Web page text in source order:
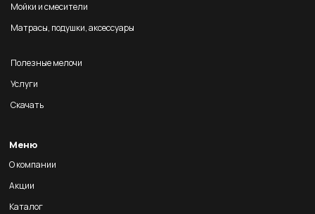
Мойки и смесители
Матрасы, подушки, аксессуары
Полезные мелочи
Услуги
Скачать
Меню
О компании
Акции
Каталог